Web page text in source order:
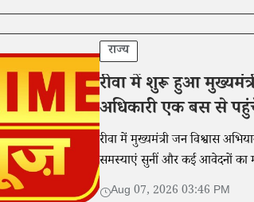
राज्य
रीवा में शुरू हुआ
अधिकारी एक बस से
रीवा में मुख्यमंत्री जन विश्वास
समस्याएं सुनीं और कई आवेदनों का
Aug 07, 2026 03:46 PM